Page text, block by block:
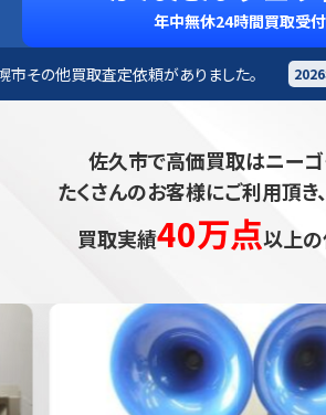
年中無休24時間買取受
りました。 2026年8月7日 札幌市 楽器買
佐久市で高価買取はニーゴ
たくさんのお客様にご利用頂き
買取実績40万点以上